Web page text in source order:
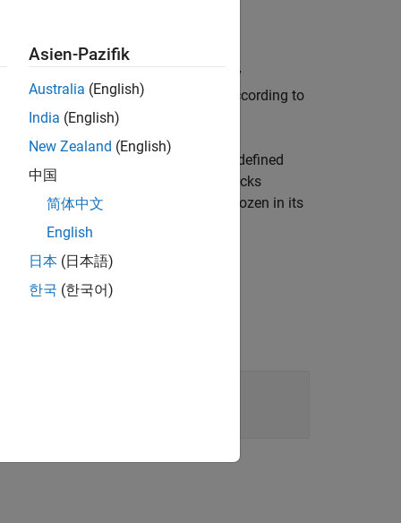
is inertial and at absolute rest. Rigidly
axes are orthogonal and arranged according to
or indirectly, all other frames are defined
to the same frame network, those blocks
a copy of an existing frame, frozen in its
Asien-Pazifik
Australia (English)
India (English)
New Zealand (English)
中国
简体中文
English
日本 (日本語)
한국 (한국어)